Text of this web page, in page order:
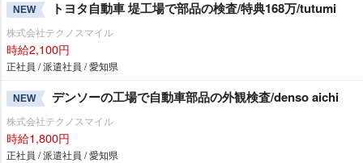
NEW トヨタ自動車 堤工場で部品の検査/特典168万/tutumi
株式会社テクノスマイル
時給2,100円
正社員 / 派遣社員 / 愛知県
NEW デンソーの工場で自動車部品の外観検査/denso aichi
株式会社テクノスマイル
時給1,800円
正社員 / 派遣社員 / 愛知県